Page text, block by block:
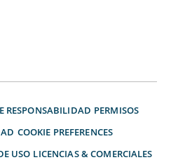
RESPONSABILIDAD PERMISOS
COOKIE PREFERENCES
USO LICENCIAS & COMERCIALES